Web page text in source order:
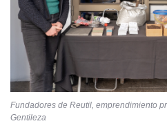
Fundadores de Reutil, emprendimiento
Gentileza